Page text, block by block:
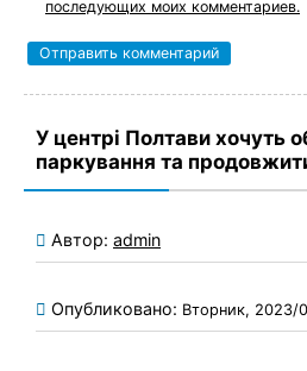
последующих моих комментариев.
У центрі Полтави хочуть
паркування та
Автор: admin
Опубликовано: Вторник, 2023/